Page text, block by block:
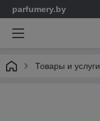
parfumery.by
Товары и услуги